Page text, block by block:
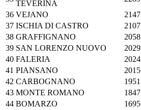
TEVERINA
36 VEJANO 2147
37 ISCHIA DI CASTRO 2107
38 GRAFFIGNANO 2058
39 SAN LORENZO NUOVO 2029
40 FALERIA 2024
41 PIANSANO 2015
42 CARBOGNANO 1951
43 MONTE ROMANO 1847
44 BOMARZO 1695